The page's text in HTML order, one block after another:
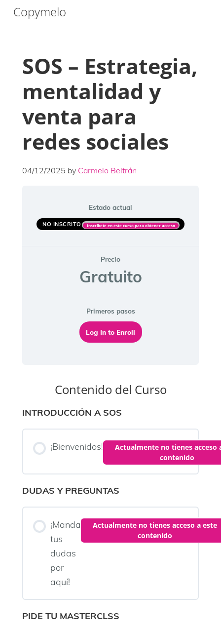
Saltar
principal
Saltar
Saltar
lateral
Copymelo
SOS – Estrategia,
mentalidad y
venta para
redes sociales
04/12/2025 by Carmelo Beltrán
Estado actual
NO INSCRITO Inscríbete en este curso para obtener acceso
Precio
Gratuito
Primeros pasos
Log In to Enroll
Contenido del Curso
INTRODUCCIÓN A SOS
¡Bienvenidos!
Actualmente no tienes acceso
contenido
DUDAS Y PREGUNTAS
¡Manda
tus
dudas
por
aquí!
Actualmente no tienes acceso a este
contenido
PIDE TU MASTERCLSS